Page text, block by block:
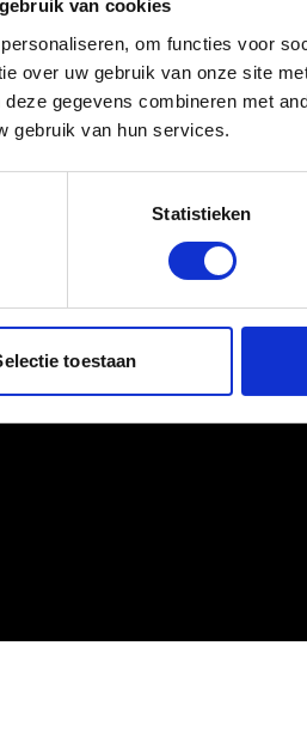
van cookies
om functies voor
over uw gebruik van onze site
gegevens combineren met
gebruik van hun services.
Statistieken
toestaan